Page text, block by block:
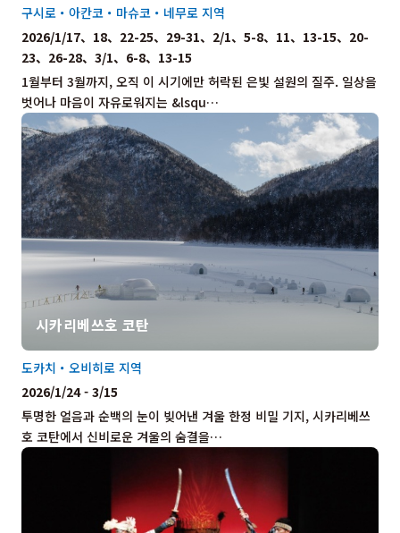
1월부터 3월까지, 오직 이 시기에만 허락된 은빛 설원의 질주. 일상을
벗어나 마음이 자유로워지는 &lsqu…
구시로・아칸코・마슈코・네무로 지역
2026/1/17、18、22-25、29-31、2/1、5-8、11、13-15、20-
23、26-28、3/1、6-8、13-15
시카리베쓰호 코탄
투명한 얼음과 순백의 눈이 빚어낸 겨울 한정 비밀 기지, 시카리베쓰
호 코탄에서 신비로운 겨울의 숨결을…
도카치・오비히로 지역
2026/1/24 - 3/15